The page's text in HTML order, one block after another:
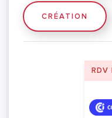
CRÉATION
RDV